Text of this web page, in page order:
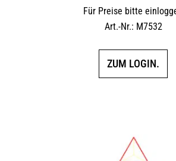
Für Preise bitte
Art.-Nr.: M7532
ZUM LOGIN.